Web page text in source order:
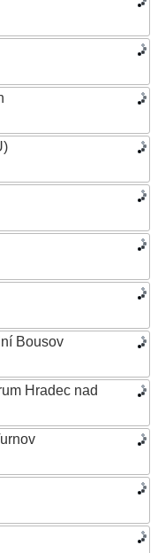
Bousov
Hradec nad